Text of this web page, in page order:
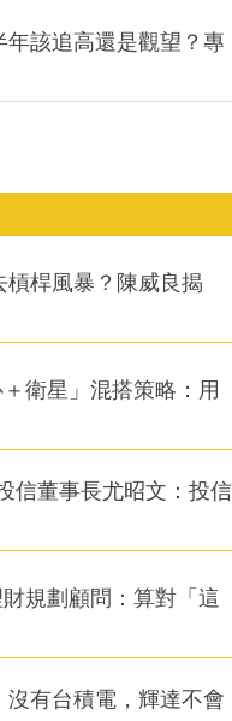
年該追高還是觀望？專
桿風暴？陳威良揭
衛星」混搭策略：用
信董事長尤昭文：投信
規劃顧問：算對「這
有台積電，輝達不會